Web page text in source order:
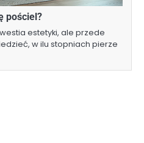
pościel?
estetyki, ale przede
w ilu stopniach pierze